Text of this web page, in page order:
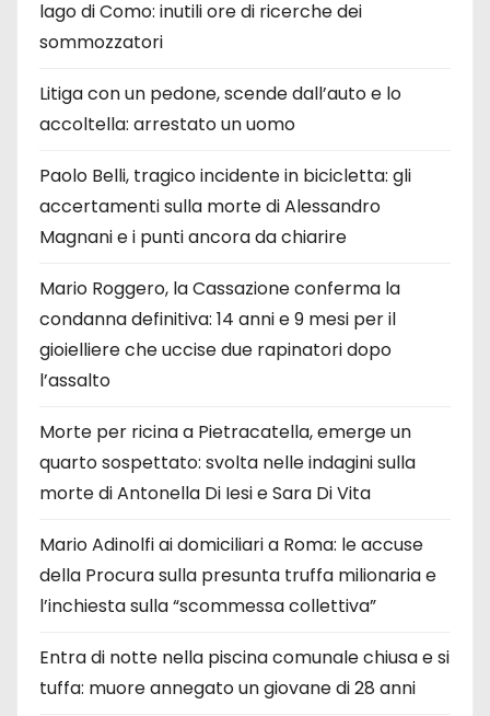
lago di Como: inutili ore di ricerche dei
sommozzatori
Litiga con un pedone, scende dall’auto e lo
accoltella: arrestato un uomo
Paolo Belli, tragico incidente in bicicletta: gli
accertamenti sulla morte di Alessandro
Magnani e i punti ancora da chiarire
Mario Roggero, la Cassazione conferma la
condanna definitiva: 14 anni e 9 mesi per il
gioielliere che uccise due rapinatori dopo
l’assalto
Morte per ricina a Pietracatella, emerge un
quarto sospettato: svolta nelle indagini sulla
morte di Antonella Di Iesi e Sara Di Vita
Mario Adinolfi ai domiciliari a Roma: le accuse
della Procura sulla presunta truffa milionaria e
l’inchiesta sulla “scommessa collettiva”
Entra di notte nella piscina comunale chiusa e si
tuffa: muore annegato un giovane di 28 anni